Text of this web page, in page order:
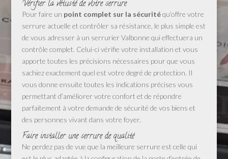
Vérifier la vétusté de votre serrure
Pour faire un point complet sur la sécuritéqu’offre votre
serrure actuelle et contrôler sa résistance, le plus simple est
de vous adresser à un serrurier Valbonne qui effectuera un
contrôle complet. Celui-ci vérifie votre installation et vous
apporte toutes les précisions nécessaires pour que vous
sachiez exactement quel est votre degré de protection. Il
vous donne ensuite toutes les indications précises vous
permettant d’améliorer votre confort et de répondre
parfaitement à votre demande de sécurité de vos biens et
des personnes vivant dans votre foyer.
Faire installer une serrure de qualité
Ne perdez pas de vue que la meilleure serrure est celle qui